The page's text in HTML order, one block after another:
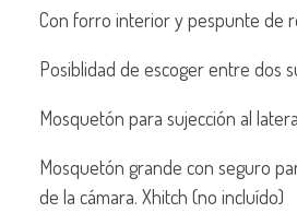
Con forro interior y pespunte de
Posiblidad de escoger entre dos
Mosquetón para sujección al
Mosquetón grande con seguro
de la cámara. Xhitch (no incluído)